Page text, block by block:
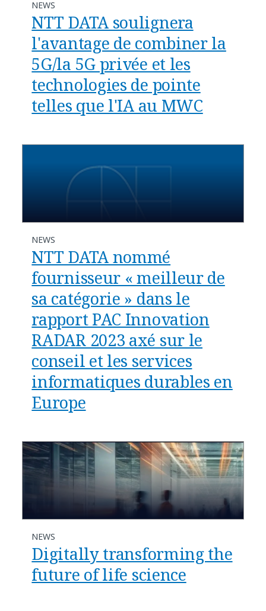
NEWS
NTT DATA soulignera
l'avantage de combiner la
5G/la 5G privée et les
technologies de pointe
telles que l'IA au MWC
NEWS
NTT DATA nommé
fournisseur « meilleur de
sa catégorie » dans le
rapport PAC Innovation
RADAR 2023 axé sur le
conseil et les services
informatiques durables en
Europe
NEWS
Digitally transforming the
future of life science